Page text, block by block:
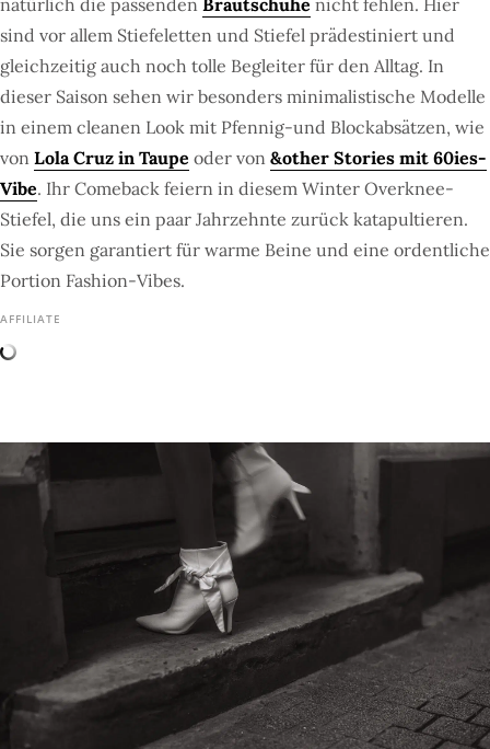
sind vor allem Stiefeletten und Stiefel prädestiniert und
gleichzeitig auch noch tolle Begleiter für den Alltag. In
dieser Saison sehen wir besonders minimalistische Modelle
in einem cleanen Look mit Pfennig-und Blockabsätzen, wie
von Lola Cruz in Taupe oder von &other Stories mit 60ies-
Vibe. Ihr Comeback feiern in diesem Winter Overknee-
Stiefel, die uns ein paar Jahrzehnte zurück katapultieren.
Sie sorgen garantiert für warme Beine und eine ordentliche
Portion Fashion-Vibes.
AFFILIATE